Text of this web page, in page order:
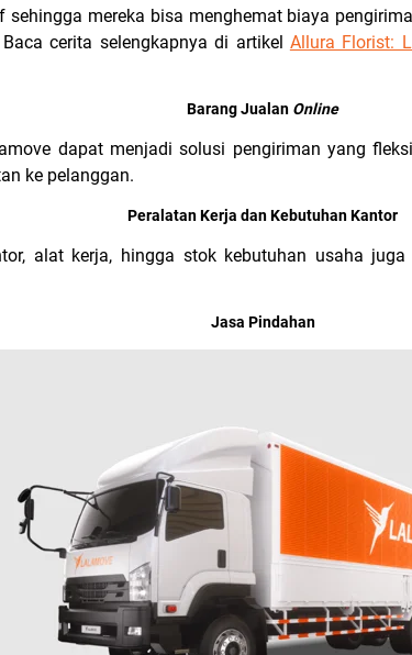
mereka bisa menghemat biaya
cerita selengkapnya di artikel Allura Florist:
Barang Jualan Online
dapat menjadi solusi pengiriman yang
ke pelanggan.
Peralatan Kerja dan Kebutuhan Kantor
alat kerja, hingga stok kebutuhan usaha
Jasa Pindahan